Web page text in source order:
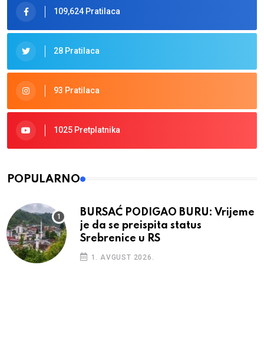
109,624 Pratilaca
28 Pratilaca
93 Pratilaca
1025 Pretplatnika
POPULARNO
BURSAĆ PODIGAO BURU: Vrijeme
je da se preispita status
Srebrenice u RS
1. AVGUST 2026.